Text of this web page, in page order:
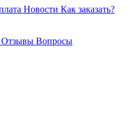
Новости Как заказать?
Отзывы Вопросы